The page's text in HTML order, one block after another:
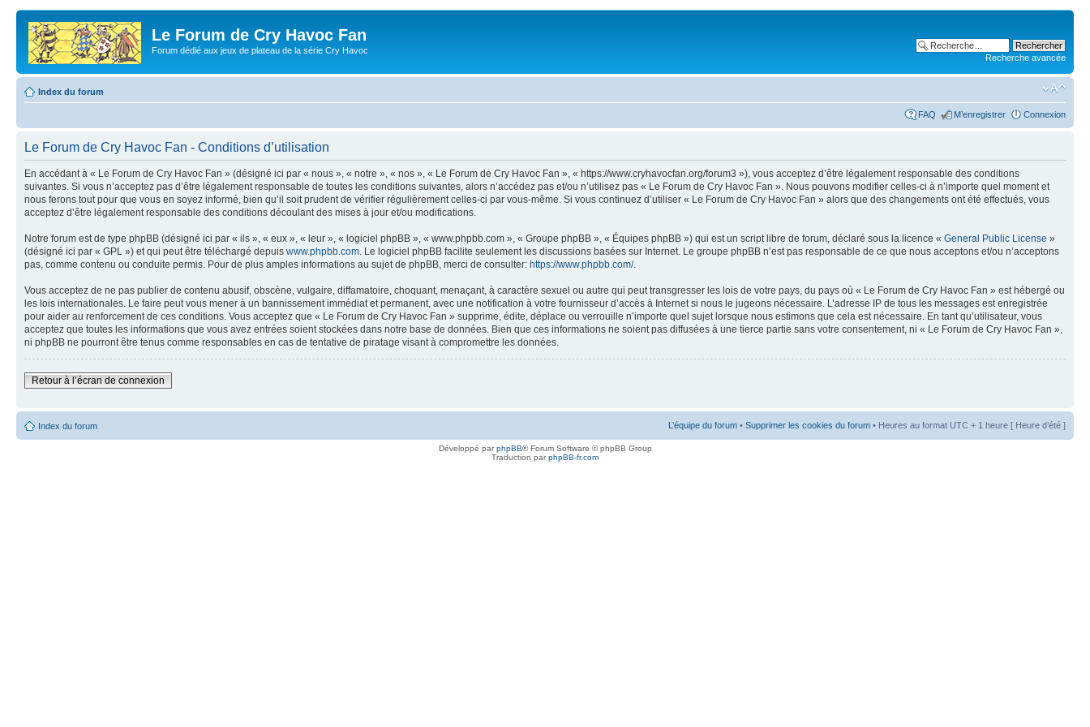
Le Forum de Cry Havoc Fan
Forum dédié aux jeux de plateau de la série Cry Havoc
Recherche avancée
Index du forum
FAQ M’enregistrer Connexion
Le Forum de Cry Havoc Fan - Conditions d’utilisation
En accédant à « Le Forum de Cry Havoc Fan » (désigné ici par « nous », « notre », « nos », « Le Forum de Cry Havoc Fan », « https://www.cryhavocfan.org/forum3 »), vous acceptez d’être légalement responsable des conditions
suivantes. Si vous n’acceptez pas d’être légalement responsable de toutes les conditions suivantes, alors n’accédez pas et/ou n’utilisez pas « Le Forum de Cry Havoc Fan ». Nous pouvons modifier celles-ci à n’importe quel moment et
nous ferons tout pour que vous en soyez informé, bien qu’il soit prudent de vérifier régulièrement celles-ci par vous-même. Si vous continuez d’utiliser « Le Forum de Cry Havoc Fan » alors que des changements ont été effectués, vous
acceptez d’être légalement responsable des conditions découlant des mises à jour et/ou modifications.
Notre forum est de type phpBB (désigné ici par « ils », « eux », « leur », « logiciel phpBB », « www.phpbb.com », « Groupe phpBB », « Équipes phpBB ») qui est un script libre de forum, déclaré sous la licence « General Public License »
(désigné ici par « GPL ») et qui peut être téléchargé depuis www.phpbb.com . Le logiciel phpBB facilite seulement les discussions basées sur Internet. Le groupe phpBB n’est pas responsable de ce que nous acceptons et/ou n’acceptons
pas, comme contenu ou conduite permis. Pour de plus amples informations au sujet de phpBB, merci de consulter: https://www.phpbb.com/.
Vous acceptez de ne pas publier de contenu abusif, obscène, vulgaire, diffamatoire, choquant, menaçant, à caractère sexuel ou autre qui peut transgresser les lois de votre pays, du pays où « Le Forum de Cry Havoc Fan » est hébergé ou
les lois internationales. Le faire peut vous mener à un bannissement immédiat et permanent, avec une notification à votre fournisseur d’accès à Internet si nous le jugeons nécessaire. L’adresse IP de tous les messages est enregistrée
pour aider au renforcement de ces conditions. Vous acceptez que « Le Forum de Cry Havoc Fan » supprime, édite, déplace ou verrouille n’importe quel sujet lorsque nous estimons que cela est nécessaire. En tant qu’utilisateur, vous
acceptez que toutes les informations que vous avez entrées soient stockées dans notre base de données. Bien que ces informations ne soient pas diffusées à une tierce partie sans votre consentement, ni « Le Forum de Cry Havoc Fan »,
ni phpBB ne pourront être tenus comme responsables en cas de tentative de piratage visant à compromettre les données.
Retour à l’écran de connexion
Index du forum L’équipe du forum • Supprimer les cookies du forum • Heures au format UTC + 1 heure [ Heure d’été ]
Développé parphpBB® Forum Software © phpBB Group
Traduction parphpBB-fr.com